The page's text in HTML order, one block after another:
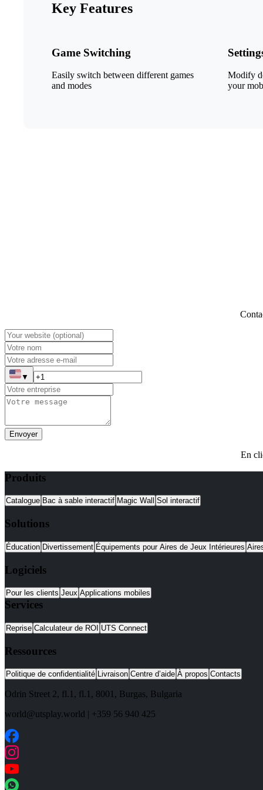
Key Features
Game Switching
Easily switch between different games
and modes
Modify
your
▼
Envoyer
En
Produits
Catalogue Bac à sable interactif Magic Wall Sol interactif
Solutions
Éducation Divertissement Équipements pour Aires de Jeux Intérieures
Logiciels
Pour les clients Jeux Applications mobiles
Services
Reprise Calculateur de ROI UTS Connect
Ressources
Politique de confidentialité Livraison Centre d’aide À propos Contacts
Odrin Street 2, fl.1 , fl.1, 8001 , Burgas, Bulgaria
world@utsplay.world | +359 56 940 425